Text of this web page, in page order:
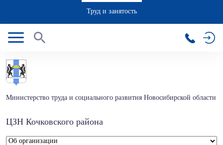
Труд и занятость
Министерство труда и социального развития Новосибирской области
ЦЗН Кочковского района